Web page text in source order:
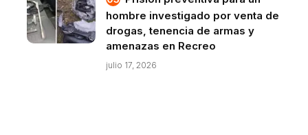
hombre investigado por venta de
drogas, tenencia de armas y
amenazas en Recreo
julio 17, 2026